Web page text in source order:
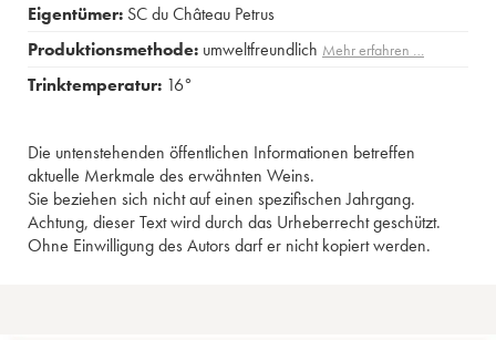
Eigentümer: SC du Château Petrus
Produktionsmethode: umweltfreundlich Mehr erfahren …
Trinktemperatur: 16°
Die untenstehenden öffentlichen Informationen betreffen
aktuelle Merkmale des erwähnten Weins.
Sie beziehen sich nicht auf einen spezifischen Jahrgang.
Achtung, dieser Text wird durch das Urheberrecht geschützt.
Ohne Einwilligung des Autors darf er nicht kopiert werden.